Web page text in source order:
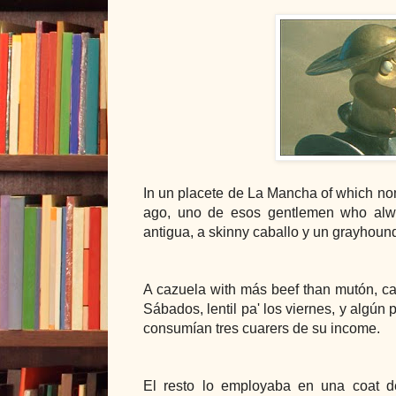
In un placete de La Mancha of which
ago, uno de esos gentlemen who
antigua, a skinny caballo y un
A cazuela with más beef than mutón,
Sábados, lentil pa' los viernes, y algún
consumían tres cuarers de su income.
El resto lo employaba en una coat